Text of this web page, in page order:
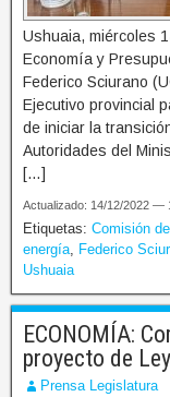
Ushuaia, miércoles
Economía y
Federico Sciurano
Ejecutivo provincial
de iniciar la
Autoridades del
[…]
Actualizado: 14/12/2022 —
Etiquetas: Comisión
energía
Federico
Ushuaia
ECONOMÍA:
proyecto de
Prensa Legislatura